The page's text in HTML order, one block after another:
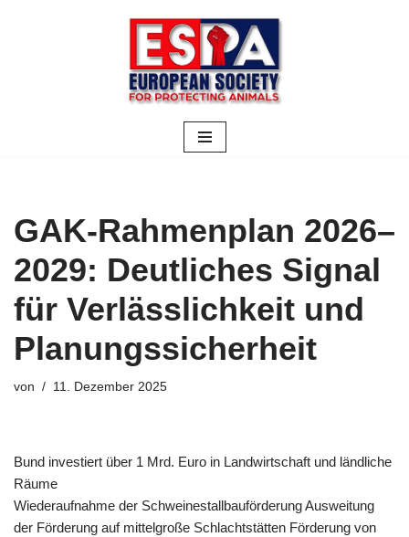
GAK-Rahmenplan 2026–
2029: Deutliches Signal
für Verlässlichkeit und
Planungssicherheit
von 11. Dezember 2025
Bund investiert über 1 Mrd. Euro in Landwirtschaft und ländliche
Räume
Wiederaufnahme der Schweinestallbauförderung Ausweitung
der Förderung auf mittelgroße Schlachtstätten Förderung von